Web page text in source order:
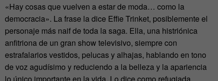
«Hay cosas que vuelven a estar de moda… como la
democracia». La frase la dice Effie Trinket, posiblemente el
personaje más naif de toda la saga. Ella, una histriónica
anfitriona de un gran show televisivo, siempre con
estrafalarios vestidos, pelucas y alhajas, hablando en tono
de voz agudísimo y reduciendo a la belleza y la apariencia
lo único importante en la vida. Lo dice como refugiada,